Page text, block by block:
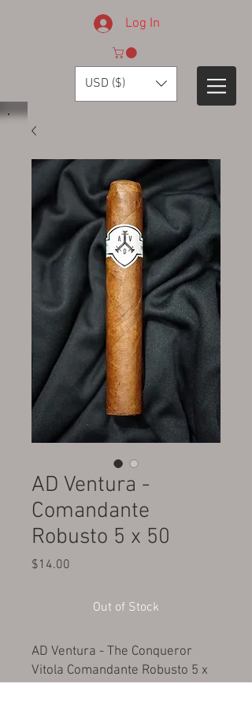
Log In
USD ($)
AD Ventura -
Comandante
Robusto 5 x 50
$14.00
Out of Stock
AD Ventura - The Conqueror
Vitola Comandante Robusto 5 x